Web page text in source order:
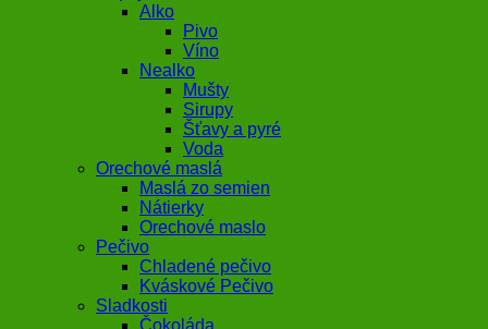
Alko
Pivo
Víno
Nealko
Mušty
Sirupy
Šťavy a pyré
Voda
Orechové maslá
Maslá zo semien
Nátierky
Orechové maslo
Pečivo
Chladené pečivo
Kváskové Pečivo
Sladkosti
Čokoláda